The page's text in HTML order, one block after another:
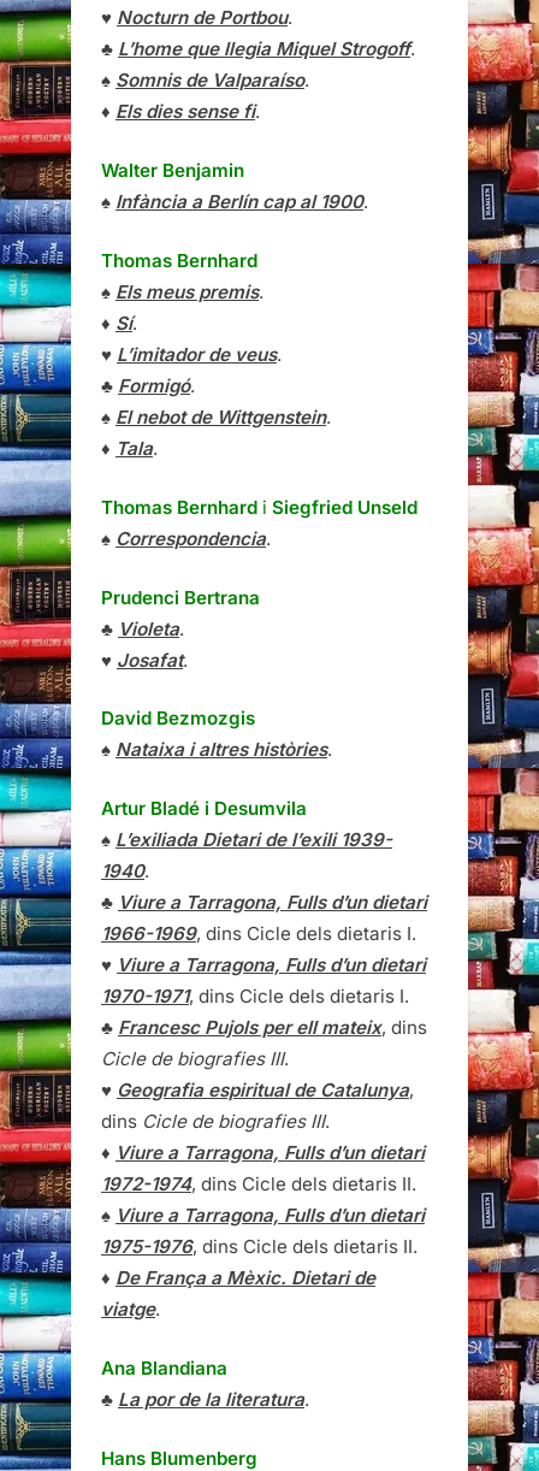
♥ Nocturn de Portbou.
♣ L’home que llegia Miquel Strogoff.
♠ Somnis de Valparaíso.
♦ Els dies sense fi.
Walter Benjamin
♠ Infància a Berlín cap al 1900.
Thomas Bernhard
♠ Els meus premis.
♦ Sí.
♥ L’imitador de veus.
♣ Formigó.
♠ El nebot de Wittgenstein.
♦ Tala.
Thomas Bernhard i Siegfried Unseld
♠ Correspondencia.
Prudenci Bertrana
♣ Violeta.
♥ Josafat.
David Bezmozgis
♠ Nataixa i altres històries.
Artur Bladé i Desumvila
♠ L’exiliada Dietari de l’exili 1939-
1940.
♣ Viure a Tarragona, Fulls d’un dietari
1966-1969, dins Cicle dels dietaris I.
♥ Viure a Tarragona, Fulls d’un dietari
1970-1971, dins Cicle dels dietaris I.
♣ Francesc Pujols per ell mateix, dins
Cicle de biografies III.
♥ Geografia espiritual de Catalunya,
dins Cicle de biografies III.
♦ Viure a Tarragona, Fulls d’un dietari
1972-1974, dins Cicle dels dietaris II.
♠ Viure a Tarragona, Fulls d’un dietari
1975-1976, dins Cicle dels dietaris II.
♦ De França a Mèxic. Dietari de
viatge.
Ana Blandiana
♣ La por de la literatura.
Hans Blumenberg